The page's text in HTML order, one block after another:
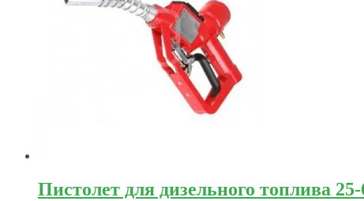
Пистолет для дизельного топлива